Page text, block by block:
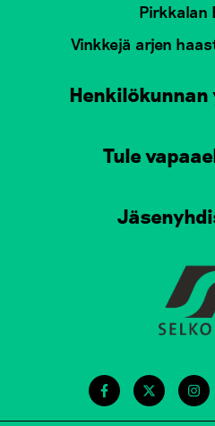
Pirkkalan
Vinkkejä arjen
Tule